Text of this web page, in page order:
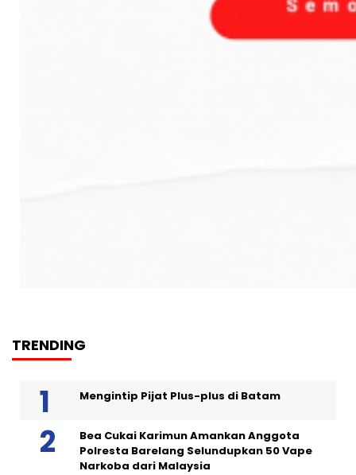
TRENDING
Mengintip Pijat Plus-plus di Batam
Bea Cukai Karimun Amankan Anggota
Polresta Barelang Selundupkan 50 Vape
Narkoba dari Malaysia